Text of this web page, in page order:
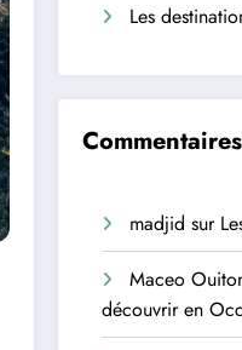
Les
madjid sur
Maceo
découvrir en